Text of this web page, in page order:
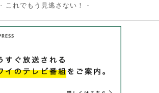
- これでもう見逃さない！ -